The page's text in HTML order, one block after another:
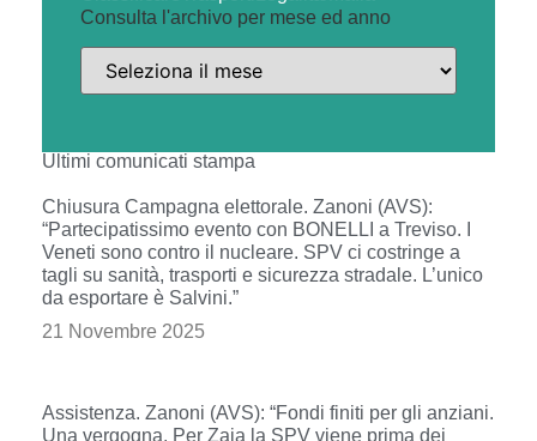
Consulta l'archivo per mese ed anno
Ultimi comunicati stampa
Chiusura Campagna elettorale. Zanoni (AVS):
“Partecipatissimo evento con BONELLI a Treviso. I
Veneti sono contro il nucleare. SPV ci costringe a
tagli su sanità, trasporti e sicurezza stradale. L’unico
da esportare è Salvini.”
21 Novembre 2025
Assistenza. Zanoni (AVS): “Fondi finiti per gli anziani.
Una vergogna. Per Zaia la SPV viene prima dei